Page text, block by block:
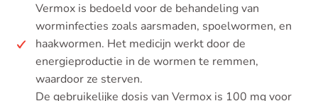
Vermox is bedoeld voor de behandeling van
worminfecties zoals aarsmaden, spoelwormen, en
haakwormen. Het medicijn werkt door de
energieproductie in de wormen te remmen,
waardoor ze sterven.
De gebruikelijke dosis van Vermox is 100 mg voor